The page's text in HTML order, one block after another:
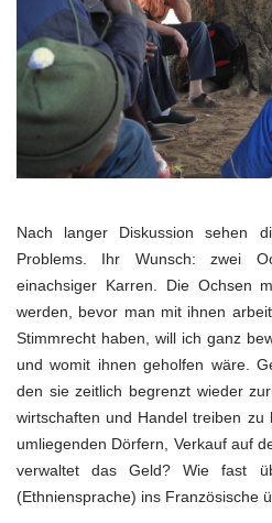
Nach langer Diskussion sehen
Problems. Ihr Wunsch: zwei
einachsiger Karren. Die Ochsen
werden, bevor man mit ihnen
Stimmrecht haben, will ich ganz
und womit ihnen geholfen wäre.
den sie zeitlich begrenzt wieder
wirtschaften und Handel treiben zu
umliegenden Dörfern, Verkauf auf
verwaltet das Geld? Wie fast
(Ethniensprache) ins Französische